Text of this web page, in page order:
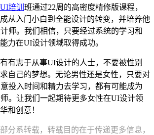
UI培训 班通过22周的高密度精修版课程，
从入门小白到全能设计的转变，并培养他
师。我们相信，只要经过系统的学习和
力在UI设计领域取得成功。
有志于从事UI设计的人士，不要被性别
自己的梦想。无论男性还是女性，只要对
投入时间和精力去学习，都有可能成为
。让我们一起期待更多女性在UI设计领
和创意！
分系转载，转载目的在于传递更多信息，